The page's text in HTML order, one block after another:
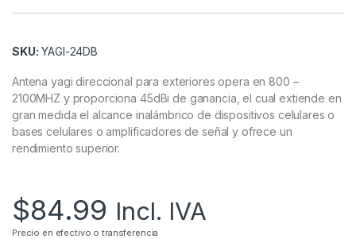
SKU: YAGI-24DB
Antena yagi direccional para exteriores opera en 800 –
2100MHZ y proporciona 45dBi de ganancia, el cual extiende en
gran medida el alcance inalámbrico de dispositivos celulares o
bases celulares o amplificadores de señal y ofrece un
rendimiento superior.
$84.99 Incl. IVA
Precio en efectivo o transferencia